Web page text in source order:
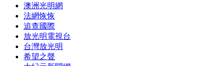
澳洲光明網
法網恢恢
追查國際
放光明電視台
台灣放光明
希望之聲